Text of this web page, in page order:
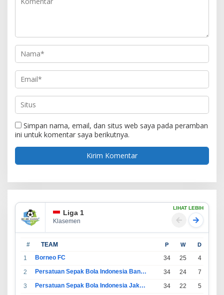
Simpan nama, email, dan situs web saya pada peramban
ini untuk komentar saya berikutnya.
Liga 1
Klasemen
LIHAT LEBIH
# TEAM P W D
1 Borneo FC 34 25 4
2
Persatuan Sepak Bola Indonesia Bandung 34 24 7
3
Persatuan Sepak Bola Indonesia Jakarta 34 22 5